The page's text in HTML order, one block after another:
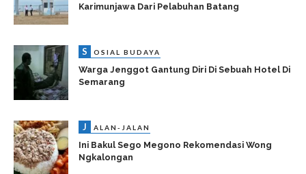
Karimunjawa Dari Pelabuhan Batang
S OSIAL BUDAYA
Warga Jenggot Gantung Diri Di Sebuah Hotel Di
Semarang
J ALAN-JALAN
Ini Bakul Sego Megono Rekomendasi Wong
Ngkalongan